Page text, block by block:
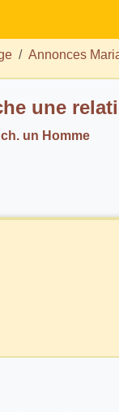
Annonces
une
un Homme